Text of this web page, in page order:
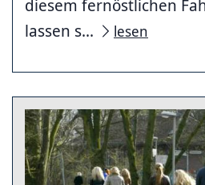
diesem fernöstlichen
lassen s...
lesen